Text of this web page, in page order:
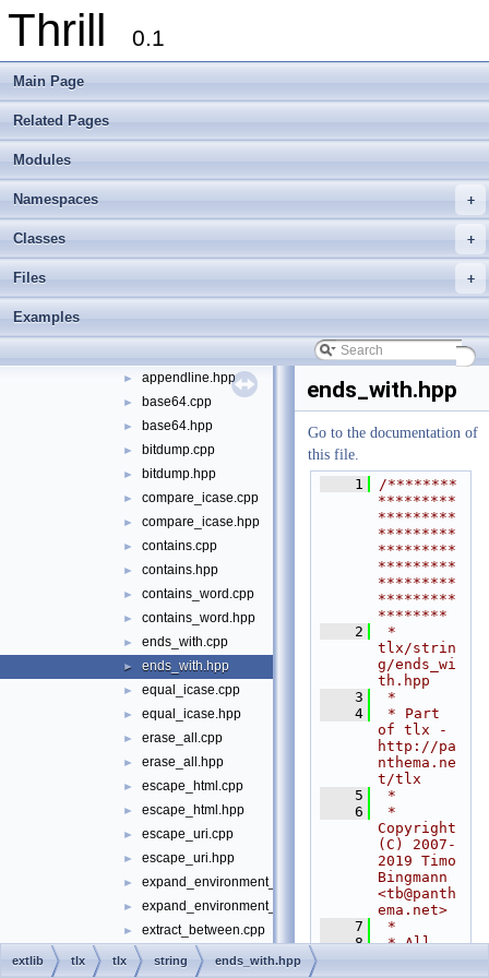
Thrill 0.1
Main Page
Related Pages
Modules
+
Namespaces
+
Classes
+
Files
Examples
► foxxll
▼ tlx
► define
► meta
► appendline.hpp
► base64.cpp
► base64.hpp
► bitdump.cpp
► bitdump.hpp
► compare_icase.cpp
► compare_icase.hpp
► contains.cpp
► contains.hpp
► contains_word.cpp
► contains_word.hpp
► ends_with.cpp
► ends_with.hpp
► equal_icase.cpp
► equal_icase.hpp
► erase_all.cpp
► erase_all.hpp
► escape_html.cpp
► escape_html.hpp
► escape_uri.cpp
► escape_uri.hpp
► expand_environment_variables.cpp
► expand_environment_variables.hpp
► extract_between.cpp
extract_between.hpp
ends_with.hpp
Go to the documentation of
this file.
    1
/********
*********
*********
*********
*********
*********
*********
*********
********
    2
*
tlx/strin
g/ends_wi
th.hpp
    3
*
    4
* Part
of tlx -
http://pa
nthema.ne
t/tlx
    5
*
    6
*
Copyright
(C) 2007-
2019 Timo
Bingmann
<tb@panth
ema.net>
    7
*
    8
* All
extlib tlx tlx string ends_with.hpp